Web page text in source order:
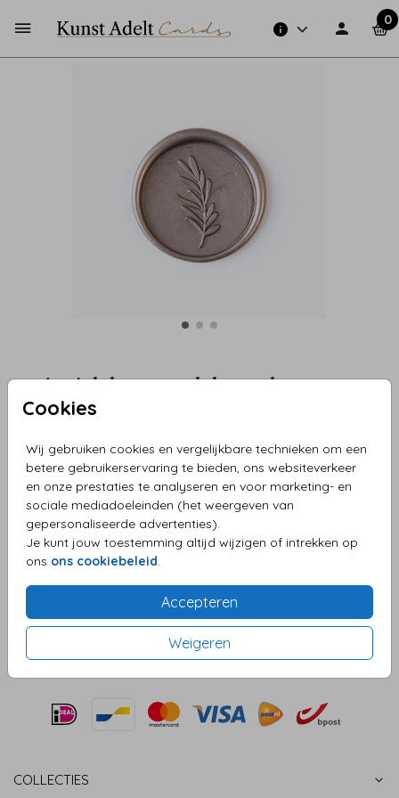
0
Cookies
Wij gebruiken cookies en vergelijkbare technieken om een
betere gebruikerservaring te bieden, ons websiteverkeer
en onze prestaties te analyseren en voor marketing- en
sociale mediadoeleinden (het weergeven van
gepersonaliseerde advertenties).
Je kunt jouw toestemming altijd wijzigen of intrekken op
ons ons cookiebeleid
Accepteren
Weigeren
Antiek bronzen lakzegels met
takje (25)
Aantal x 25 lakzegels Prijs:€ 28,95
OMSCHRIJVING
Antiek bronzen lakzegels met takje (25 stuks). Formaat: ⌀
Prijs:€ 28,95 per 25 lakzegels
COLLECTIES